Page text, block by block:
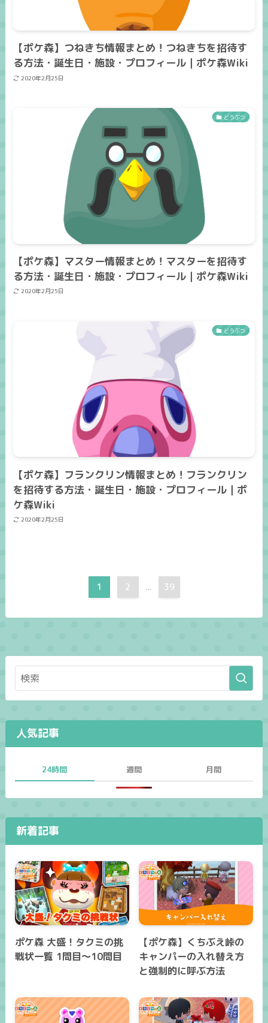
【ポケ森】つねきち情報まとめ！つねきちを招待す
る方法・誕生日・施設・プロフィール｜ポケ森Wiki
2020年2月25日
どうぶつ
【ポケ森】マスター情報まとめ！マスターを招待す
る方法・誕生日・施設・プロフィール｜ポケ森Wiki
2020年2月25日
どうぶつ
【ポケ森】フランクリン情報まとめ！フランクリン
を招待する方法・誕生日・施設・プロフィール｜ポ
ケ森Wiki
2020年2月25日
1 2 ... 39
人気記事
24時間 週間 月間
新着記事
ポケ森 大盛！タクミの挑
戦状一覧 1問目～10問目
【ポケ森】くちぶえ峠の
キャンパーの入れ替え方
と強制的に呼ぶ方法